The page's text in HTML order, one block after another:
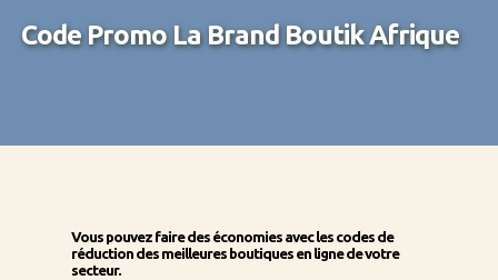
Code Promo La Brand Boutik Afrique
Vous pouvez faire des économies avec les codes de
réduction des meilleures boutiques en ligne de votre
secteur.